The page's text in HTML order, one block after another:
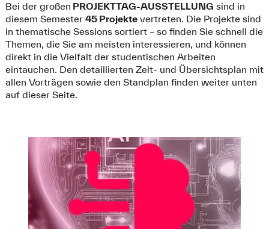
Bei der großen PROJEKTTAG-AUSSTELLUNG sind in
diesem Semester 45 Projektevertreten. Die Projekte sind
in thematische Sessions sortiert – so finden Sie schnell die
Themen, die Sie am meisten interessieren, und können
direkt in die Vielfalt der studentischen Arbeiten
eintauchen. Den detaillierten Zeit- und Übersichtsplan mit
allen Vorträgen sowie den Standplan finden weiter unten
auf dieser Seite.